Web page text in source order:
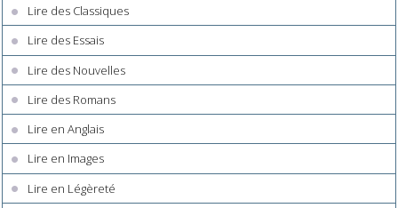
Lire des Classiques
Lire des Essais
Lire des Nouvelles
Lire des Romans
Lire en Anglais
Lire en Images
Lire en Légèreté